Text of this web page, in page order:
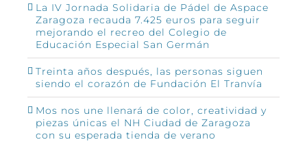
La IV Jornada Solidaria de Pádel de Aspace
Zaragoza recauda 7.425 euros para seguir
mejorando el recreo del Colegio de
Educación Especial San Germán
Treinta años después, las personas siguen
siendo el corazón de Fundación El Tranvía
Mos nos une llenará de color, creatividad y
piezas únicas el NH Ciudad de Zaragoza
con su esperada tienda de verano